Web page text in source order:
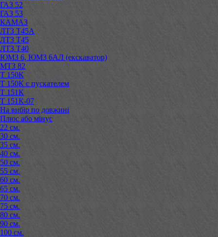
ГАЗ 52
ГАЗ 53
КАМАЗ
ЛТЗ Т45А
ЛТЗ Т45
ЛТЗ Т40
ЮМЗ 6, ЮМЗ 6АЛ (екскаватор)
МТЗ 82
Т 150К
Т 150К с пускателем
Т 151К
Т 151К-07
На вибір по довжині
Плюс або мінус
22 см.
30 см.
35 см.
40 см.
50 см.
55 см.
60 см.
65 см.
70 см.
75 см.
80 см.
90 см.
100 см.